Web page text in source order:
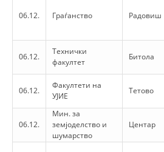
TRACING SERVICE
BLOOD DONATION
06.12. Граѓанство Радовиш
06.12.
Технички
факултет
Битола
06.12.
Факултети на
УЈИЕ
Тетово
06.12.
Мин. за
земјоделство и
шумарство
Центар